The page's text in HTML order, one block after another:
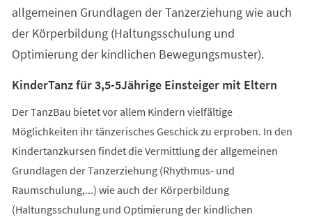
allgemeinen Grundlagen der Tanzerziehung wie auch
der Körperbildung (Haltungsschulung und
Optimierung der kindlichen Bewegungsmuster).
KinderTanz für 3,5-5Jährige Einsteiger mit Eltern
Der TanzBau bietet vor allem Kindern vielfältige
Möglichkeiten ihr tänzerisches Geschick zu erproben. In den
Kindertanzkursen findet die Vermittlung der allgemeinen
Grundlagen der Tanzerziehung (Rhythmus- und
Raumschulung,...) wie auch der Körperbildung
(Haltungsschulung und Optimierung der kindlichen